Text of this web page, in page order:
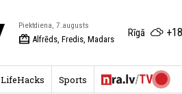
Piektdiena, 7.augusts
redeem Alfrēds, Fredis, Madars
Rīgā
LifeHacks Sports